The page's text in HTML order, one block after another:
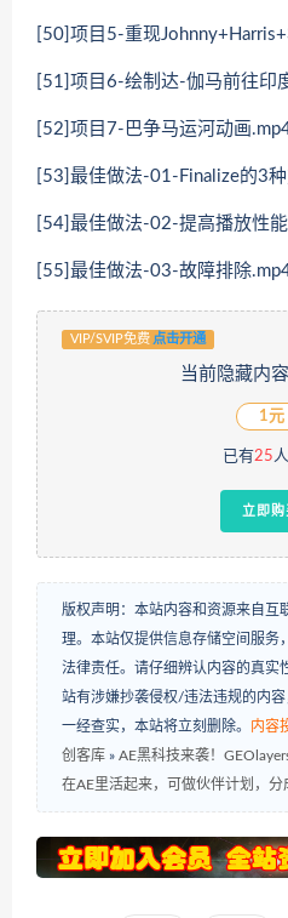
[50]项目5-重现
[51]项目6-绘制达-伽马前往印
[52]项目7-巴争马运河动画
[53]最佳做法-01-Finalize的3
[54]最佳做法-02-提高播放性
[55]最佳做法-03-故障排除
VIP/SVIP免费 点击开通
当前隐藏内
1元
已有25
立即购
版权声明：本站内容和资源来自互
理。本站仅提供信息存储空间服务
法律责任。请仔细辨认内容的真实
站有涉嫌抄袭侵权/违法违规的内容
一经查实，本站将立刻删除。 内容
创客库 » AE黑科技来袭！
在AE里活起来，可做伙伴计划，分